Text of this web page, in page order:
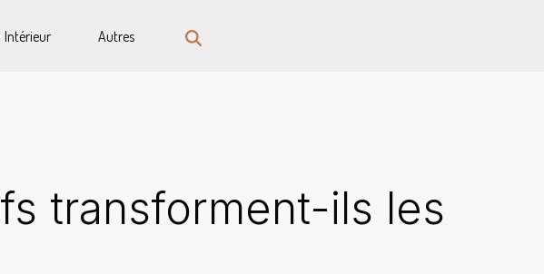
Intérieur Autres
transforment-ils les